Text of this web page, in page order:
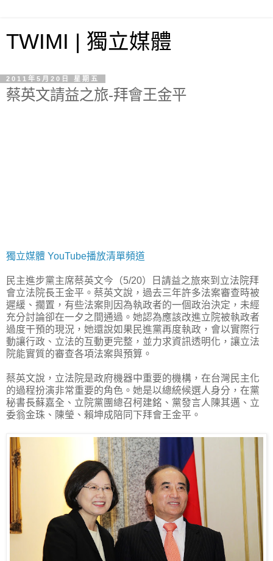
TWIMI | 獨立媒體
2011年5月20日 星期五
蔡英文請益之旅-拜會王金平
獨立媒體 YouTube播放清單頻道
民主進步黨主席蔡英文今（5/20）日請益之旅來到立法院拜
會立法院長王金平。蔡英文說，過去三年許多法案審查時被
遲緩、擱置，有些法案則因為執政者的一個政治決定，未經
充分討論卻在一夕之間通過。她認為應該改進立院被執政者
過度干預的現況，她還說如果民進黨再度執政，會以實際行
動讓行政、立法的互動更完整，並力求資訊透明化，讓立法
院能實質的審查各項法案與預算。
蔡英文說，立法院是政府機器中重要的機構，在台灣民主化
的過程扮演非常重要的角色。她是以總統候選人身分，在黨
秘書長蘇嘉全、立院黨團總召柯建銘、黨發言人陳其邁、立
委翁金珠、陳瑩、賴坤成陪同下拜會王金平。